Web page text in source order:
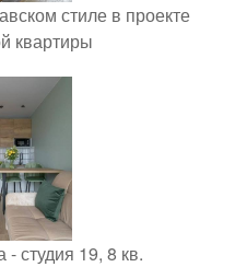
стиле в проекте
квартиры
студия 19, 8 кв.